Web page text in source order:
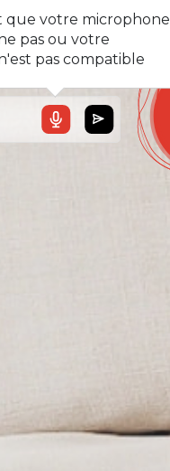
que votre microphone
pas ou votre
pas compatible